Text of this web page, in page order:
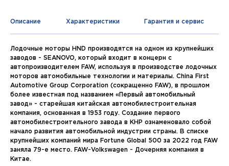
Описание Характеристики Гарантия и сервис
Лодочные моторы HND производятся на одном из крупнейших
заводов - SEANOVO, который входит в концерн с
автопроизводителем FAW, используя в производстве лодочных
моторов автомобильные технологии и материалы. China First
Automotive Group Corporation (сокращенно FAW), в прошлом
более известная под названием «Первый автомобильный
завод» - старейшая китайская автомобилестроительная
компания, основанная в 1953 году. Создание первого
автомобилестроительного завода в КНР ознаменовало собой
начало развития автомобильной индустрии страны. В списке
крупнейших компаний мира Fortune Global 500 за 2022 год FAW
заняла 79-е место. FAW-Volkswagen - Дочерняя компания в
Китае.